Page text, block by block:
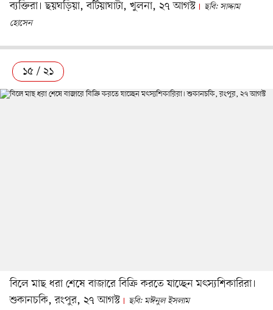
ব্যক্তিরা। ছয়ঘড়িয়া, বটিয়াঘাটা, খুলনা, ২৭ আগস্ট
ছবি: সাদ্দাম
হোসেন
১৫ / ২১
বিলে মাছ ধরা শেষে বাজারে বিক্রি করতে যাচ্ছেন মৎস্যশিকারিরা।
শুকানচকি, রংপুর, ২৭ আগস্ট
ছবি: মঈনুল ইসলাম